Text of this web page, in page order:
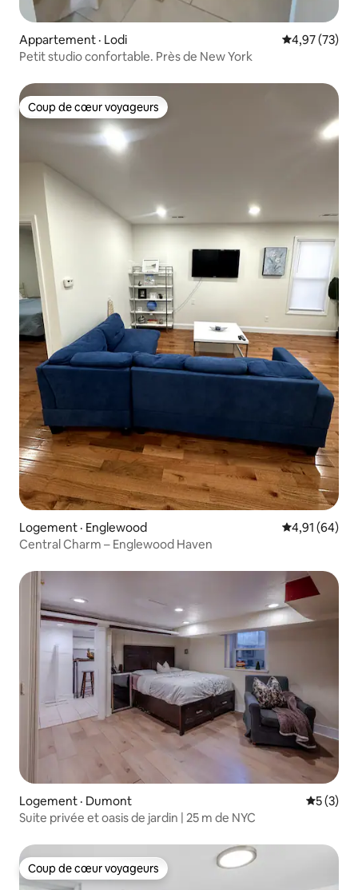
Appartement · Lodi Note
4,97 (73)
Petit studio confortable. Près de New York
Coup de cœur voyageurs
Coup de cœur voyageurs
Logement · Englewood Note
4,91 (64)
Central Charm – Englewood Haven
Logement · Dumont Note
5 (3)
Suite privée et oasis de jardin | 25 m de NYC
Coup de cœur voyageurs
Coup de cœur voyageurs